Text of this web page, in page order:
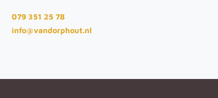
079 351 25 78
info@vandorphout.nl